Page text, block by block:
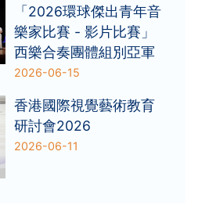
「2026環球傑出青年音
樂家比賽 - 影片比賽」
西樂合奏團體組別亞軍
2026-06-15
香港國際視覺藝術教育
研討會2026
2026-06-11